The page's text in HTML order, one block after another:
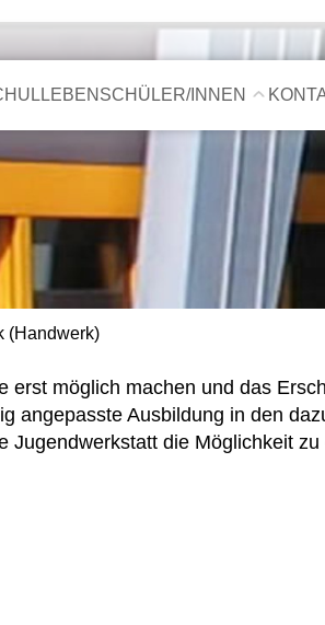
(Handwerk)
möglich machen und das
Ausbildung in den
die Möglichkeit
SCHÜLER/INNEN